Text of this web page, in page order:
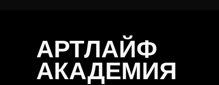
АРТЛАЙФ
АКАДЕМИЯ